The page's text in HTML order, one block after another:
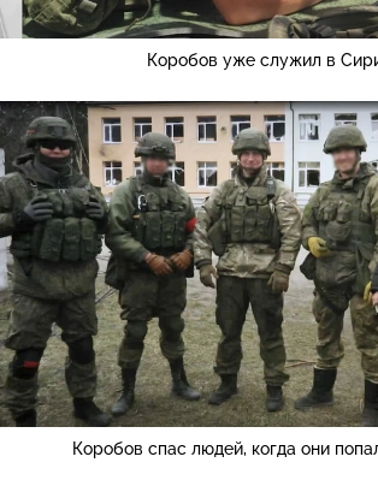
Коробов уже служил в
Коробов спас людей, когда они